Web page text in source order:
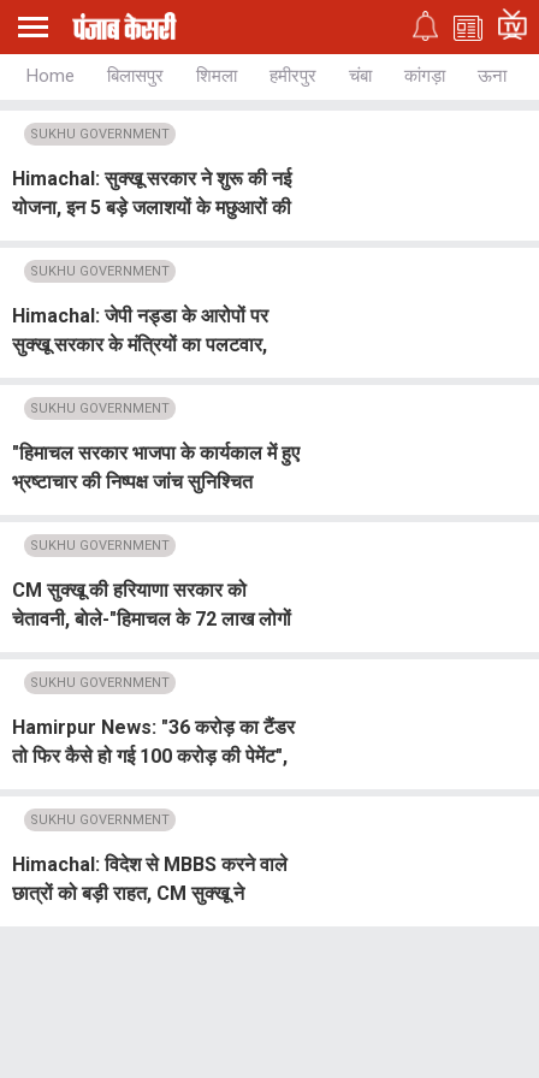
Home बिलासपुर शिमला हमीरपुर चंबा कांगड़ा ऊना
SUKHU GOVERNMENT
Himachal: सुक्खू सरकार ने शुरू की नई
योजना, इन 5 बड़े जलाशयों के मछुआरों की
SUKHU GOVERNMENT
Himachal: जेपी नड्डा के आरोपों पर
सुक्खू सरकार के मंत्रियों का पलटवार,
पेपरSUKHU GOVERNMENT
"हिमाचल सरकार भाजपा के कार्यकाल में हुए
भ्रष्टाचार की निष्पक्ष जांच सुनिश्चित
SUKHU GOVERNMENT
CM सुक्खू की हरियाणा सरकार को
चेतावनी, बाेले-"हिमाचल के 72 लाख लोगों
SUKHU GOVERNMENT
Hamirpur News: "36 करोड़ का टैंडर
तो फिर कैसे हो गई 100 करोड़ की पेमेंट",
हमला
SUKHU GOVERNMENT
Himachal: विदेश से MBBS करने वाले
छात्रों को बड़ी राहत, CM सुक्खू ने